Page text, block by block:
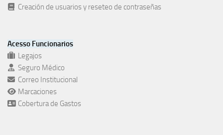
Creación de usuarios y reseteo de contraseñas
Acesso Funcionarios
Legajos
Seguro Médico
Correo Institucional
Marcaciones
Cobertura de Gastos